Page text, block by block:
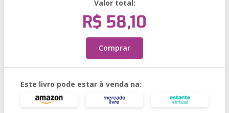
Valor total:
R$ 58,10
Comprar
Este livro pode estar à venda na: